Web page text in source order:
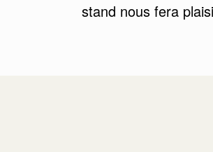
stand nous fera